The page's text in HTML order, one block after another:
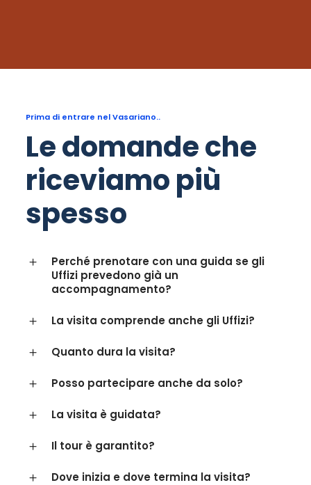
Prima di entrare nel Vasariano..
Le domande che
riceviamo più
spesso
Perché prenotare con una guida se gli
Uffizi prevedono già un
accompagnamento?
La visita comprende anche gli Uffizi?
Quanto dura la visita?
Posso partecipare anche da solo?
La visita è guidata?
Il tour è garantito?
Dove inizia e dove termina la visita?